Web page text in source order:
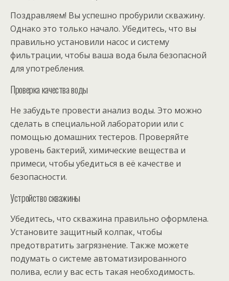
Поздравляем! Вы успешно пробурили скважину.
Однако это только начало. Убедитесь, что вы
правильно установили насос и систему
фильтрации, чтобы ваша вода была безопасной
для употребления.
Проверка качества воды
Не забудьте провести анализ воды. Это можно
сделать в специальной лаборатории или с
помощью домашних тестеров. Проверяйте
уровень бактерий, химические вещества и
примеси, чтобы убедиться в её качестве и
безопасности.
Устройство скважины
Убедитесь, что скважина правильно оформлена.
Установите защитный колпак, чтобы
предотвратить загрязнение. Также можете
подумать о системе автоматизированного
полива, если у вас есть такая необходимость.